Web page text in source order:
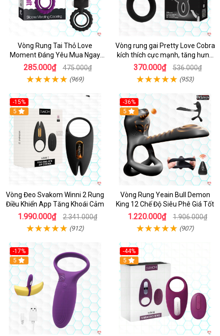
Vòng Rung Tai Thỏ Love
Moment Đáng Yêu Mua Ngay
Giá Tốt
285.000₫ 475.000₫
(969)
Vòng rung gai Pretty Love Cobra
kích thích cực mạnh, tăng hưng
phấn
370.000₫ 536.000₫
(953)
-15%
Hot
5
Vòng Đeo Svakom Winni 2 Rung
Điều Khiển App Tăng Khoái Cảm
1.990.000₫ 2.341.000₫
(912)
-36%
Hot
5
Vòng Rung Yeain Bull Demon
King 12 Chế Độ Siêu Phê Giá Tốt
1.220.000₫ 1.906.000₫
(907)
-17%
Hot
5
-44%
5